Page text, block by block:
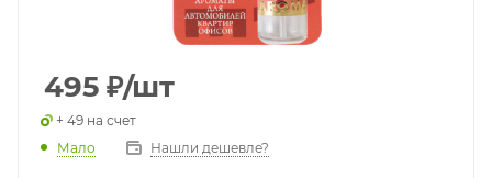
495 ₽/шт
+ 49 на счет
Мало
Нашли дешевле?